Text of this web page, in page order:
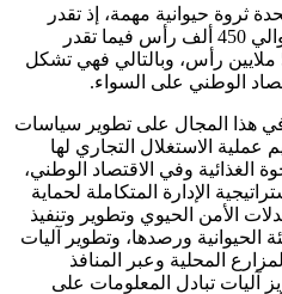
ثروة حيوانية مهمة، إذ تقدر
المصادر عدد الإبل في الدولة بحوالي 450 ألف رأس فيما تقدر
قطعان الماعز والأغنام بحوالي 5 ملايين رأس، وبالتالي فهي تشكل
الوطني على السواء.
في هذا المجال على تطوير سياسات
عملية الاستغلال التجاري لها
الغذائية وفي الاقتصاد الوطني،
الإدارة المتكاملة لحماية
الأمن الحيوي وتطوير وتنفيذ
الحيوانية ورصدها، وتطوير آليات
المحلية وعبر المنافذ
آليات تبادل المعلومات على